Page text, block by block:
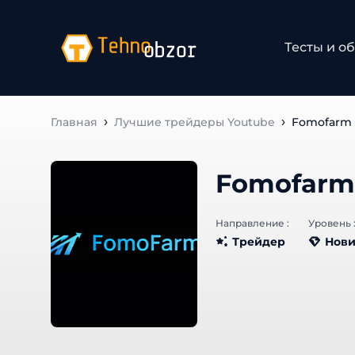
Тесты и
Главная Лучшие трейдеры Youtube Fomofarm
Fomofarm
Направление :
Трейдер
Уровень :